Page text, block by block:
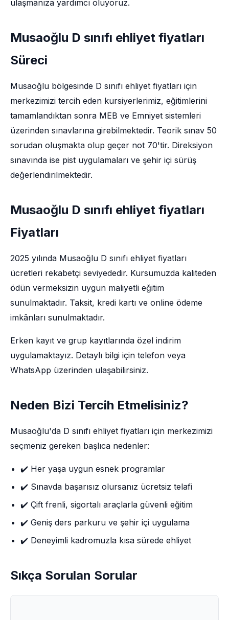
ulaşmanıza yardımcı oluyoruz.
Musaoğlu D sınıfı ehliyet fiyatları
Süreci
Musaoğlu bölgesinde D sınıfı ehliyet fiyatları için
merkezimizi tercih eden kursiyerlerimiz, eğitimlerini
tamamlandıktan sonra MEB ve Emniyet sistemleri
üzerinden sınavlarına girebilmektedir. Teorik sınav 50
sorudan oluşmakta olup geçer not 70'tir. Direksiyon
sınavında ise pist uygulamaları ve şehir içi sürüş
değerlendirilmektedir.
Musaoğlu D sınıfı ehliyet fiyatları
Fiyatları
2025 yılında Musaoğlu D sınıfı ehliyet fiyatları
ücretleri rekabetçi seviyededir. Kursumuzda kaliteden
ödün vermeksizin uygun maliyetli eğitim
sunulmaktadır. Taksit, kredi kartı ve online ödeme
imkânları sunulmaktadır.
Erken kayıt ve grup kayıtlarında özel indirim
uygulamaktayız. Detaylı bilgi için telefon veya
WhatsApp üzerinden ulaşabilirsiniz.
Neden Bizi Tercih Etmelisiniz?
Musaoğlu'da D sınıfı ehliyet fiyatları için merkezimizi
seçmeniz gereken başlıca nedenler:
✔️ Her yaşa uygun esnek programlar
✔️ Sınavda başarısız olursanız ücretsiz telafi
✔️ Çift frenli, sigortalı araçlarla güvenli eğitim
✔️ Geniş ders parkuru ve şehir içi uygulama
✔️ Deneyimli kadromuzla kısa sürede ehliyet
Sıkça Sorulan Sorular